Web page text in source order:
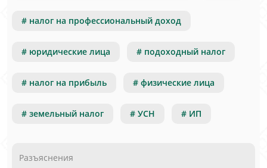
# налог на профессиональный доход
# юридические лица # подоходный налог
# налог на прибыль # физические лица
# земельный налог # УСН # ИП
Разъяснения